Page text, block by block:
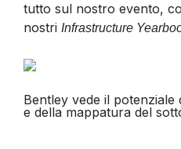
tutto sul nostro evento,
nostri Infrastructure
Bentley vede il
e della mappatura del